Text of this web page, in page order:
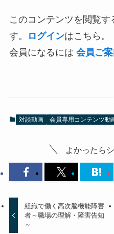
このコンテンツを閲覧す
す。
ログインはこちら。
会員になるには 会員ご
対談動画 会員専用コンテンツ動
よかったら
組織で働く高次脳機能障害
者～職場の理解・障害告知
～